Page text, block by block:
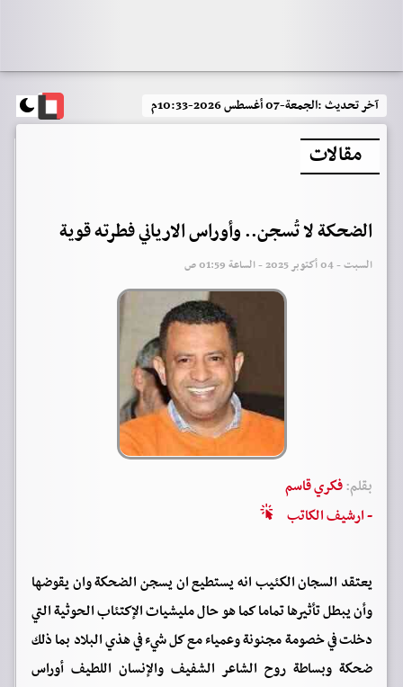
آخر تحديث :الجمعة-07 أغسطس 2026-10:33م
مقالات
الضحكة لا تُسجن.. وأوراس الارياني فطرته قوية
السبت - 04 أكتوبر 2025 - الساعة 01:59 ص
بقلم:فكري قاسم
- ارشيف الكاتب
يعتقد السجان الكئيب انه يستطيع ان يسجن الضحكة وان يقوضها
وأن يبطل تأثيرها تماما كما هو حال مليشيات الإكتئاب الحوثية التي
دخلت في خصومة مجنونة وعمياء مع كل شيء في هذي البلاد بما ذلك
ضحكة وبساطة روح الشاعر الشفيف والإنسان اللطيف أوراس